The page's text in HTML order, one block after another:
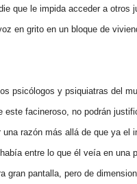
que le impida acceder a
en grito en un bloque de
psicólogos y psiquiatras del
este facineroso, no podrán
razón más allá de que ya el
entre lo que él veía en una
gran pantalla, pero de